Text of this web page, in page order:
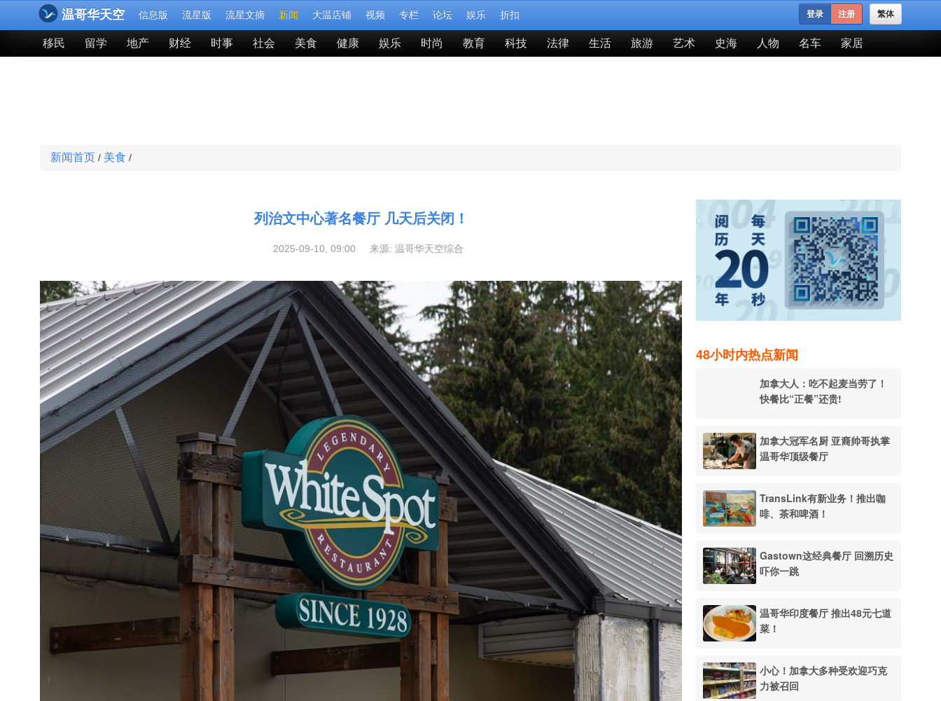
温哥华天空 信息版 流星版 流星文摘 新闻 大温店铺 视频 专栏 论坛 娱乐 折扣 繁体
登录 注册
移民 留学 地产 财经 时事 社会 美食 健康 娱乐 时尚 教育 科技 法律 生活 旅游 艺术 史海 人物 名车 家居
新闻首页 / 美食 /
列治文中心著名餐厅 几天后关闭！
2025-09-10, 09:00 来源: 温哥华天空综合
48小时内热点新闻
加拿大人：吃不起麦当劳了！
快餐比“正餐”还贵!
加拿大冠军名厨 亚裔帅哥执掌
温哥华顶级餐厅
TransLink有新业务！推出咖
啡、茶和啤酒！
Gastown这经典餐厅 回溯历史
吓你一跳
温哥华印度餐厅 推出48元七道
菜！
小心！加拿大多种受欢迎巧克
力被召回